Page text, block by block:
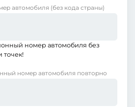
автомобиля (без кода страны)
номер автомобиля без
точек!
номер автомобиля повторно